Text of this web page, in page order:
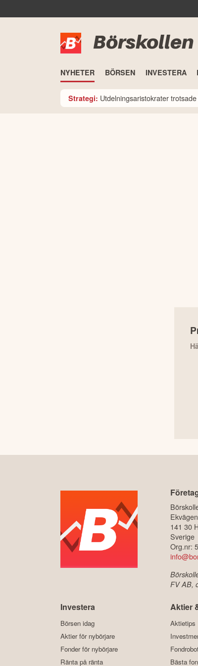
Börskollen
NYHETER BÖRSEN INVESTERA
Strategi: Utdelningsaristokrater
141 30
Sverige
Org.nr:
FV AB,
Investera
Börsen idag
Aktier för nybörjare
Fonder för nybörjare
Ränta på ränta
Aktier
Aktietips
Bästa